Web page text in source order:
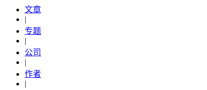
文章
|
专题
|
公司
|
作者
|